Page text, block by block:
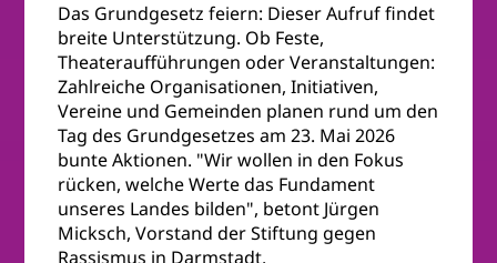
Das Grundgesetz feiern: Dieser Aufruf findet
breite Unterstützung. Ob Feste,
Theateraufführungen oder Veranstaltungen:
Zahlreiche Organisationen, Initiativen,
Vereine und Gemeinden planen rund um den
Tag des Grundgesetzes am 23. Mai 2026
bunte Aktionen. "Wir wollen in den Fokus
rücken, welche Werte das Fundament
unseres Landes bilden", betont Jürgen
Micksch, Vorstand der Stiftung gegen
Rassismus in Darmstadt.